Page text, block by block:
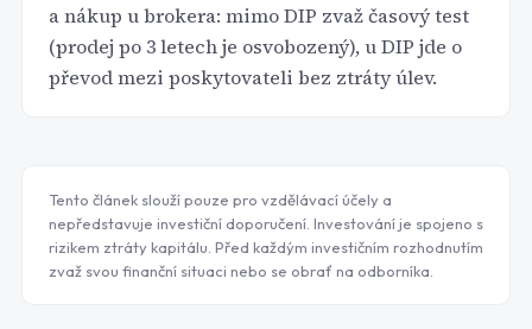
a nákup u brokera: mimo DIP zvaž časový test
(prodej po 3 letech je osvobozený), u DIP jde o
převod mezi poskytovateli bez ztráty úlev.
Tento článek slouží pouze pro vzdělávací účely a
nepředstavuje investiční doporučení. Investování je spojeno s
rizikem ztráty kapitálu. Před každým investičním rozhodnutím
zvaž svou finanční situaci nebo se obrať na odborníka.